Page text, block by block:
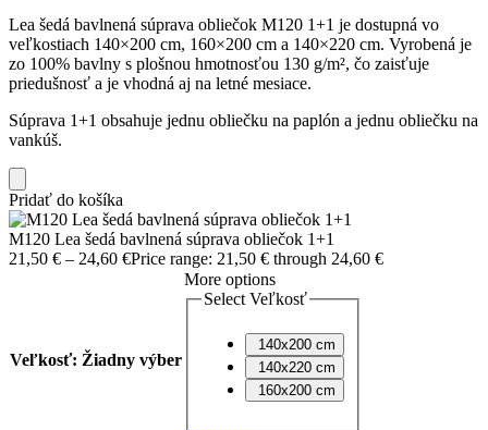
Lea šedá bavlnená súprava obliečok M120 1+1 je dostupná vo
veľkostiach 140×200 cm, 160×200 cm a 140×220 cm. Vyrobená je
zo 100% bavlny s plošnou hmotnosťou 130 g/m², čo zaisťuje
priedušnosť a je vhodná aj na letné mesiace.
Súprava 1+1 obsahuje jednu obliečku na paplón a jednu obliečku na
vankúš.
Pridať do košíka
M120 Lea šedá bavlnená súprava obliečok 1+1
21,50 € – 24,60 €Price range: 21,50 € through 24,60 €
Veľkosť: Žiadny výber
More options
Select Veľkosť
140x200 cm
140x220 cm
160x200 cm